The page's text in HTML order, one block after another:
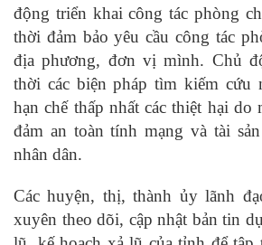
động triển khai công tác phòng
thời đảm bảo yêu cầu công tác
địa phương, đơn vị mình. Chủ
thời các biện pháp tìm kiếm cứu
hạn chế thấp nhất các thiệt hại do
đảm an toàn tính mạng và tài
nhân dân.
Các huyện, thị, thành ủy lãnh
xuyên theo dõi, cập nhật bản tin